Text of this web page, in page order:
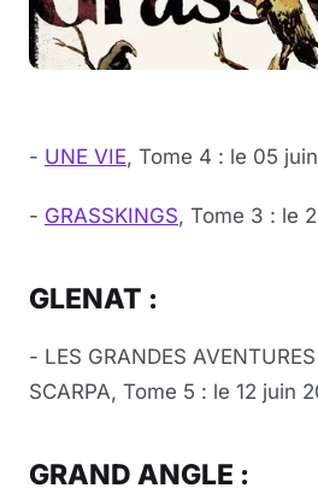
- UNE VIE, Tome 4 : le 05
- GRASSKINGS, Tome 3 : le
GLENAT :
- LES GRANDES
SCARPA, Tome 5 : le 12 juin
GRAND ANGLE :